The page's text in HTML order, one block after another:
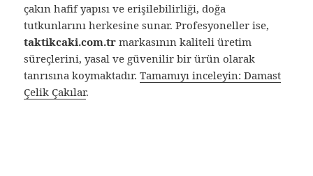
çakın hafif yapısı ve erişilebilirliği, doğa
tutkunlarını herkesine sunar. Profesyoneller ise,
taktikcaki.com.tr markasının kaliteli üretim
süreçlerini, yasal ve güvenilir bir ürün olarak
tanrısına koymaktadır.Tamamıyı inceleyin: Damast
Çelik Çakılar.